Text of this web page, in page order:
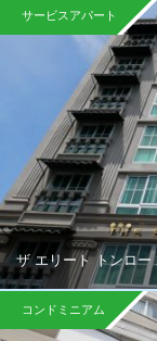
サービスアパート
ザ エリート トンロ
コンドミニアム